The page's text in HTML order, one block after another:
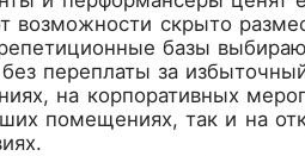
возможности скрыто
базы
переплаты за
на корпоративных
помещениях, так и на